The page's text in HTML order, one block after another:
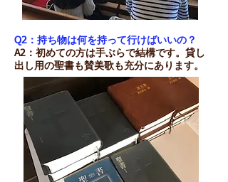
Q2：持ち物は何を持って行けばいいの？
A2：初めての方は手ぶらで結構です。貸し
出し用の聖書も賛美歌も充分にあります。